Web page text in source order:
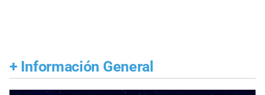
+ Información General